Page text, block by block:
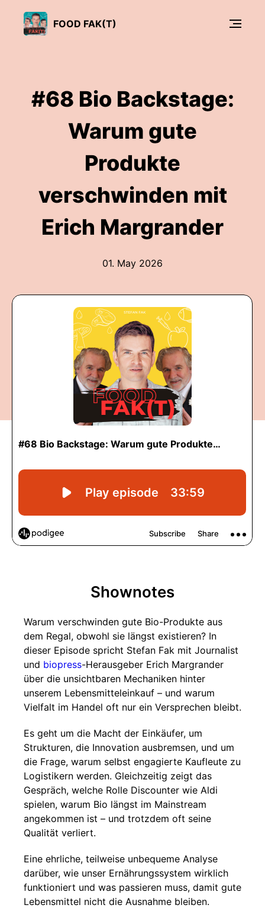
FOOD FAK(T)
#68 Bio Backstage:
Warum gute
Produkte
verschwinden mit
Erich Margrander
01. May 2026
Shownotes
Warum verschwinden gute Bio-Produkte aus
dem Regal, obwohl sie längst existieren? In
dieser Episode spricht Stefan Fak mit Journalist
und biopress-Herausgeber Erich Margrander
über die unsichtbaren Mechaniken hinter
unserem Lebensmitteleinkauf – und warum
Vielfalt im Handel oft nur ein Versprechen bleibt.
Es geht um die Macht der Einkäufer, um
Strukturen, die Innovation ausbremsen, und um
die Frage, warum selbst engagierte Kaufleute zu
Logistikern werden. Gleichzeitig zeigt das
Gespräch, welche Rolle Discounter wie Aldi
spielen, warum Bio längst im Mainstream
angekommen ist – und trotzdem oft seine
Qualität verliert.
Eine ehrliche, teilweise unbequeme Analyse
darüber, wie unser Ernährungssystem wirklich
funktioniert und was passieren muss, damit gute
Lebensmittel nicht die Ausnahme bleiben.